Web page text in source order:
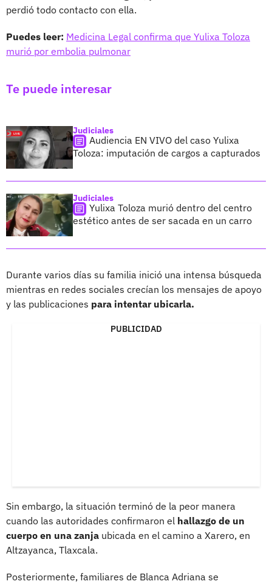
perdió todo contacto con ella.
Puedes leer: Medicina Legal confirma que Yulixa Toloza
murió por embolia pulmonar
Te puede interesar
Judiciales
Audiencia EN VIVO del caso Yulixa
Toloza: imputación de cargos a capturados
Judiciales
Yulixa Toloza murió dentro del centro
estético antes de ser sacada en un carro
Durante varios días su familia inició una intensa búsqueda
mientras en redes sociales crecían los mensajes de apoyo
y las publicaciones para intentar ubicarla.
PUBLICIDAD
Sin embargo, la situación terminó de la peor manera
cuando las autoridades confirmaron el hallazgo de un
cuerpo en una zanja ubicada en el camino a Xarero, en
Altzayanca, Tlaxcala.
Posteriormente, familiares de Blanca Adriana se